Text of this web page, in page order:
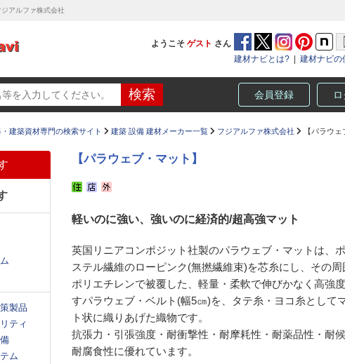
ジアルファ株式会社
ようこそ ゲスト さん
建材ナビとは?
建材ナビの
会員登録
・建築資材専門の検索サイト 建築 設備 建材メーカー一覧 フジアルファ株式会社 【パラウェ
製品
ティ
ム
【パラウェブ・マット】
軽いのに強い、強いのに経済的/超高強マット
英国リニアコンポジット社製のパラウェブ・マットは、
ステル繊維のローピンク(無撚繊維束)を芯糸にし、その周
ポリエチレンで被覆した、軽量・柔軟で伸びかなく高強
すパラウェブ・ベルト(幅5㎝)を、タテ糸・ヨコ糸として
ト状に織りあげた織物です。
抗張力・引張強度・耐衝撃性・耐摩耗性・耐薬品性・耐候
耐腐食性に優れています。